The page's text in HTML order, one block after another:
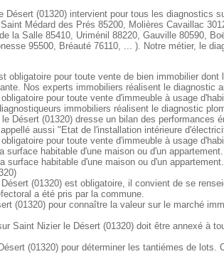
(01320) intervient pour tous les diagnostics
Médard des Prés 85200, Molières Cavaillac
la Salle 85410, Uriménil 88220, Gauville 80590,
95500, Bréauté 76110, ... ). Notre métier, le
obligatoire pour toute vente de bien immobilier
Nos experts immobiliers réalisent le diagnostic
pour toute vente d'immeuble à usage
immobiliers réalisent le diagnostic
Désert (01320) dresse un bilan des performances
aussi "Etat de l'installation intérieure
pour toute vente d'immeuble à usage
habitable d'une maison ou d'un
habitable d'une maison ou d'un
(01320) est obligatoire, il convient de se
a été pris par la commune.
(01320) pour connaître la valeur sur le marché
Saint Nizier le Désert (01320) doit être annexé à
(01320) pour déterminer les tantiémes de